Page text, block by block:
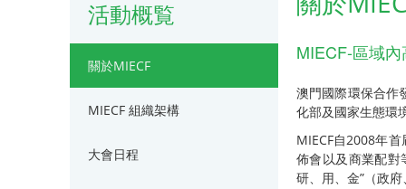
活動概覧
關於MIECF
MIECF 組織架構
大會日程
MIECF-區域
澳門國際環保合作
化部及國家生態環
MIECF自2008年
佈會以及商業配對
研、用、金”（政